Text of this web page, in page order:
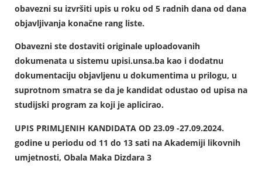
obavezni su izvršiti upis u roku od 5 radnih dana od dana
objavljivanja konačne rang liste.
Obavezni ste dostaviti originale uploadovanih
dokumenata u sistemu upisi.unsa.ba kao i dodatnu
dokumentaciju objavljenu u dokumentima u prilogu, u
suprotnom smatra se da je kandidat odustao od upisa na
studijski program za koji je aplicirao.
UPIS PRIMLJENIH KANDIDATA OD 23.09 -27.09.2024.
godine u periodu od 11 do 13 sati na Akademiji likovnih
umjetnosti, Obala Maka Dizdara 3